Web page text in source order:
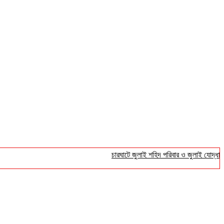
চারঘাটে জুলাই শহিদ পরিবার ও জুলাই যোদ্ধাদের